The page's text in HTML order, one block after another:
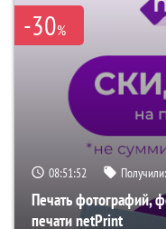
-30%
08:51:51 Получили:
Печать фотографий,
печати netPrint